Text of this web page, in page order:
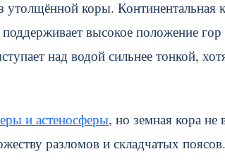
коры. Континентальная
высокое положение
над водой сильнее тонкой,
и астеносферы, но земная кора не
разломов и складчатых поясов.